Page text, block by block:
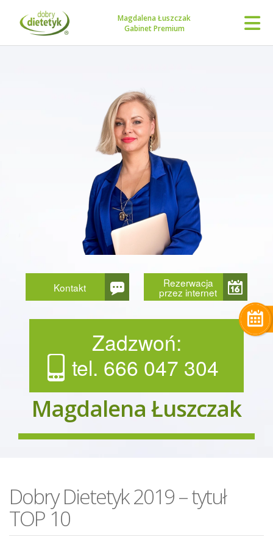
Magdalena Łuszczak
Gabinet Premium
Kontakt Rezerwacja
przez internet
Zadzwoń:
tel. 666 047 304
Magdalena Łuszczak
Dobry Dietetyk 2019 – tytuł
TOP 10